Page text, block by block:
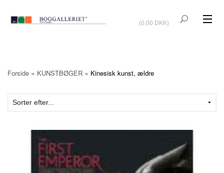
(0,00 DKK)
BØGER OM KUNSTNERE
Vis kurv (0,00 DKK)
Forside » KUNSTBØGER » Kinesisk kunst, ældre